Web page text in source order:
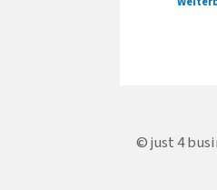
just 4